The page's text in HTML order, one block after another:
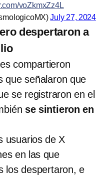
voZkmxZz4L
July 27, 2024
despertaron a
compartieron
que señalaron que
se registraron en el
se sintieron en
usuarios de X
en las que
los despertaron, e